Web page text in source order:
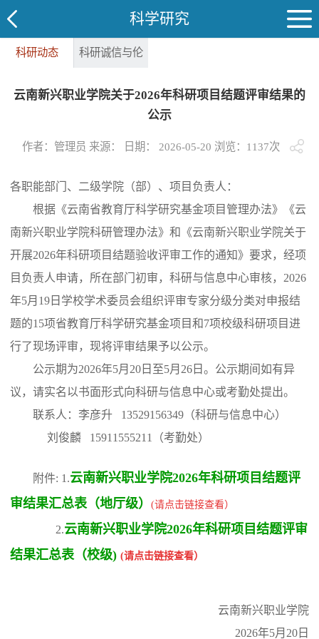
科学研究
科研动态 科研诚信与伦
云南新兴职业学院关于2026年科研项目结题评审结果的
公示
作者：管理员 来源： 日期： 2026-05-20 浏览： 1137次
各职能部门、二级学院（部）、项目负责人：
根据《云南省教育厅科学研究基金项目管理办法》《云
南新兴职业学院科研管理办法》和《云南新兴职业学院关于
开展2026年科研项目结题验收评审工作的通知》要求，经项
目负责人申请，所在部门初审，科研与信息中心审核，2026
年5月19日学校学术委员会组织评审专家分级分类对申报结
题的15项省教育厅科学研究基金项目和7项校级科研项目进
行了现场评审，现将评审结果予以公示。
公示期为2026年5月20日至5月26日。公示期间如有异
议，请实名以书面形式向科研与信息中心或考勤处提出。
联系人：李彦升 13529156349（科研与信息中心）
刘俊麟 15911555211（考勤处）
附件: 1.云南新兴职业学院2026年科研项目结题评
审结果汇总表（地厅级）
(请点击链接查看）
2.云南新兴职业学院2026年科研项目结题评审
结果汇总表（校级) (请点击链接查看）
云南新兴职业学院
2026年5月20日